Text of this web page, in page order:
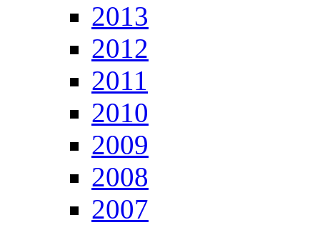
2013
2012
2011
2010
2009
2008
2007